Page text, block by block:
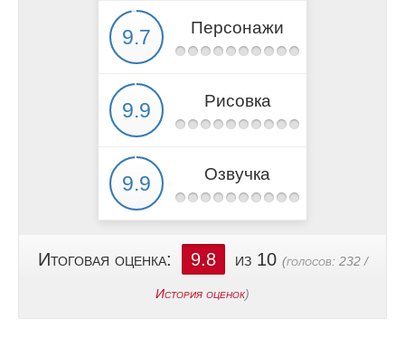
Персонажи
Рисовка
Озвучка
Итоговая оценка: 9.8 из 10 (голосов: 232/
История оценок)